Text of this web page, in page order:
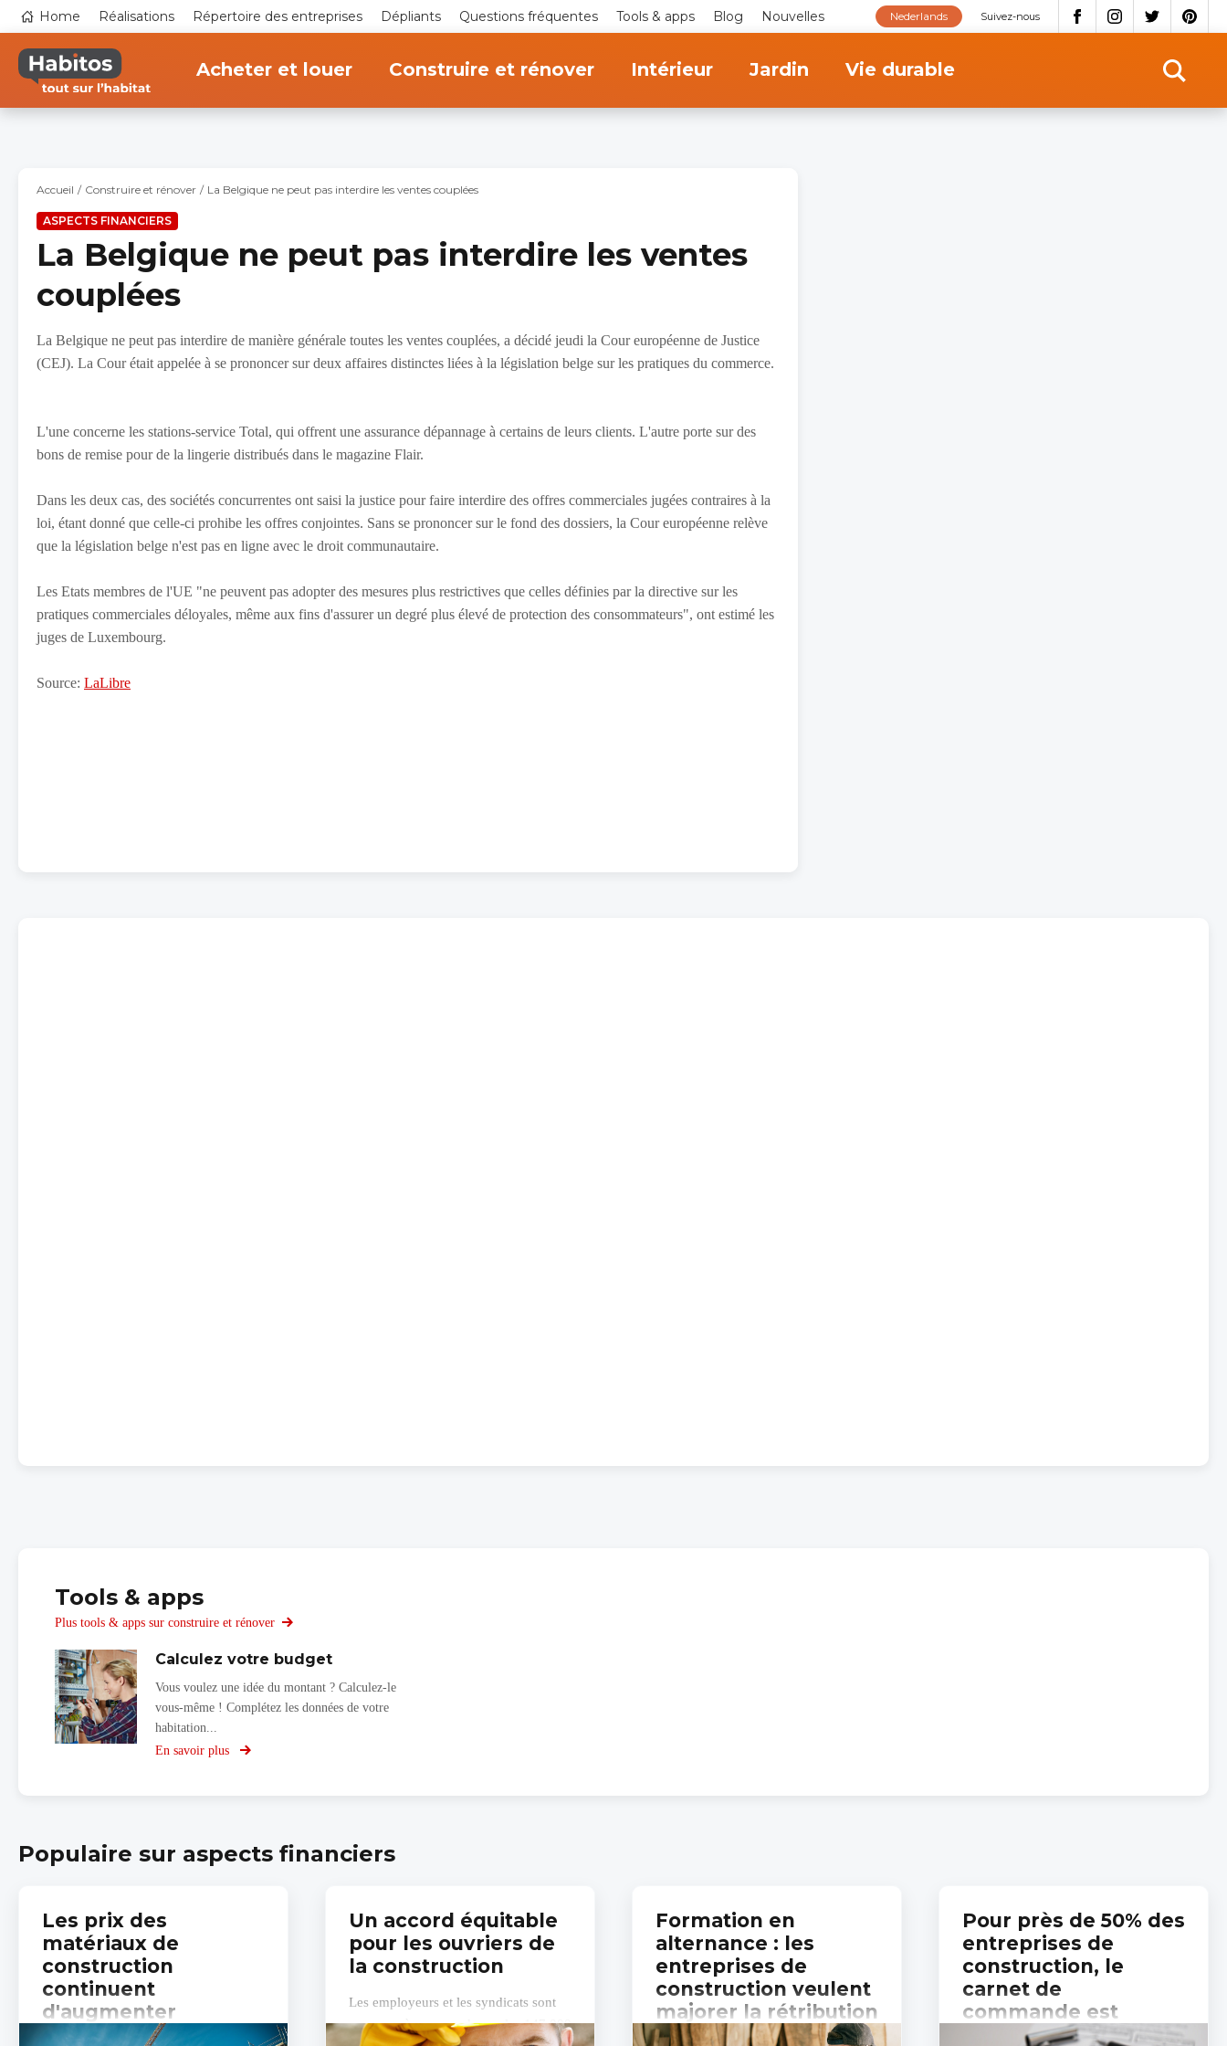
contenu
principal
Top
navigation
Home Réalisations Répertoire des entreprises Dépliants Questions fréquentes Tools & apps Blog Nouvelles Suivez-nous
Nederlands
Acheter et louer Construire et rénover Intérieur Jardin Vie durable
Accueil Construire et rénover La Belgique ne peut pas interdire les ventes couplées
ASPECTS FINANCIERS
La Belgique ne peut pas interdire les ventes
couplées
La Belgique ne peut pas interdire de manière générale toutes les ventes couplées, a décidé jeudi la Cour européenne de Justice
(CEJ). La Cour était appelée à se prononcer sur deux affaires distinctes liées à la législation belge sur les pratiques du commerce.
L'une concerne les stations-service Total, qui offrent une assurance dépannage à certains de leurs clients. L'autre porte sur des
bons de remise pour de la lingerie distribués dans le magazine Flair.
Dans les deux cas, des sociétés concurrentes ont saisi la justice pour faire interdire des offres commerciales jugées contraires à la
loi, étant donné que celle-ci prohibe les offres conjointes. Sans se prononcer sur le fond des dossiers, la Cour européenne relève
que la législation belge n'est pas en ligne avec le droit communautaire.
Les Etats membres de l'UE "ne peuvent pas adopter des mesures plus restrictives que celles définies par la directive sur les
pratiques commerciales déloyales, même aux fins d'assurer un degré plus élevé de protection des consommateurs", ont estimé les
juges de Luxembourg.
Source: LaLibre
Tools & apps
Plus tools & apps sur construire et rénover
Calculez votre budget
Vous voulez une idée du montant ? Calculez-le
vous-même ! Complétez les données de votre
habitation...
En savoir plus
sur
Populaire sur aspects financiers
Les prix des
matériaux de
construction
continuent
d'augmenter
Un accord équitable
pour les ouvriers de
la construction
Les employeurs et les syndicats sont
parvenus à un accord pour les 147 000
Formation en
alternance : les
entreprises de
construction veulent
majorer la rétribution
des apprenants de
Pour près de 50% des
entreprises de
construction, le
carnet de
commande est
moins fourni qu’à